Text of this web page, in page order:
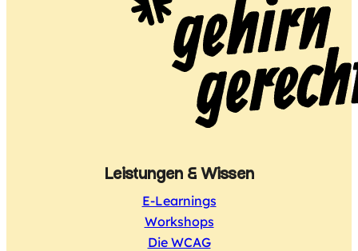
Leistungen & Wissen
E-Learnings
Workshops
Die WCAG